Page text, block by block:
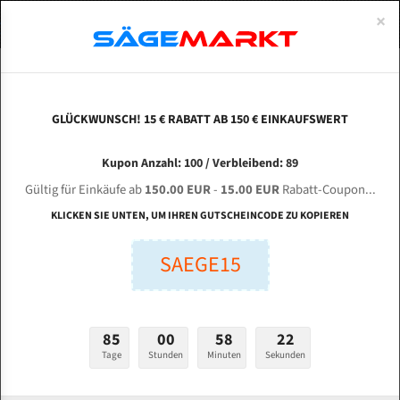
SINAIDA GK 4240 / 70 für 5630 mm Bi-Metall
Bandsägeblätter
Länge (mm):
Stärken + Zahnteilung:
mm
ABOUTS
ENGLISH
Bi-Metall Meterware
Fleischerei Bandsägeblätter
Bandmesser Glatt Meterware
Konvex Meterware
×
GLÜCKWUNSCH! 15 € RABATT AB 150 € EINKAUFSWERT
Kupon Anzahl: 100 / Verbleibend: 89
Gültig für Einkäufe ab150.00 EUR- 15.00 EURRabatt-Coupon...
KLICKEN SIE UNTEN, UM IHREN GUTSCHEINCODE ZU KOPIEREN
SAEGE15
85
Tage
00
Stunden
58
Minuten
21
Sekunden